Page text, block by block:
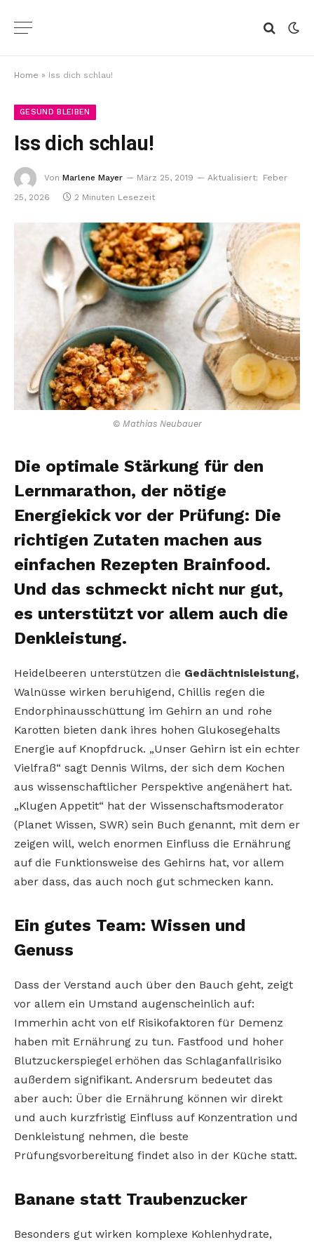
Home » Iss dich schlau!
GESUND BLEIBEN
Iss dich schlau!
Von Marlene Mayer März 25, 2019 Aktualisiert:
Feber
25, 2026
2 Minuten Lesezeit
© Mathias Neubauer
Die optimale Stärkung für den
Lernmarathon, der nötige
Energiekick vor der Prüfung: Die
richtigen Zutaten machen aus
einfachen Rezepten Brainfood.
Und das schmeckt nicht nur gut,
es unterstützt vor allem auch die
Denkleistung.
Heidelbeeren unterstützen die Gedächtnisleistung,
Walnüsse wirken beruhigend, Chillis regen die
Endorphinausschüttung im Gehirn an und rohe
Karotten bieten dank ihres hohen Glukosegehalts
Energie auf Knopfdruck. „Unser Gehirn ist ein echter
Vielfraß“ sagt Dennis Wilms, der sich dem Kochen
aus wissenschaftlicher Perspektive angenähert hat.
„Klugen Appetit“ hat der Wissenschaftsmoderator
(Planet Wissen, SWR) sein Buch genannt, mit dem er
zeigen will, welch enormen Einfluss die Ernährung
auf die Funktionsweise des Gehirns hat, vor allem
aber dass, das auch noch gut schmecken kann.
Ein gutes Team: Wissen und
Genuss
Dass der Verstand auch über den Bauch geht, zeigt
vor allem ein Umstand augenscheinlich auf:
Immerhin acht von elf Risikofaktoren für Demenz
haben mit Ernährung zu tun. Fastfood und hoher
Blutzuckerspiegel erhöhen das Schlaganfallrisiko
außerdem signifikant. Andersrum bedeutet das
aber auch: Über die Ernährung können wir direkt
und auch kurzfristig Einfluss auf Konzentration und
Denkleistung nehmen, die beste
Prüfungsvorbereitung findet also in der Küche statt.
Banane statt Traubenzucker
Besonders gut wirken komplexe Kohlenhydrate,